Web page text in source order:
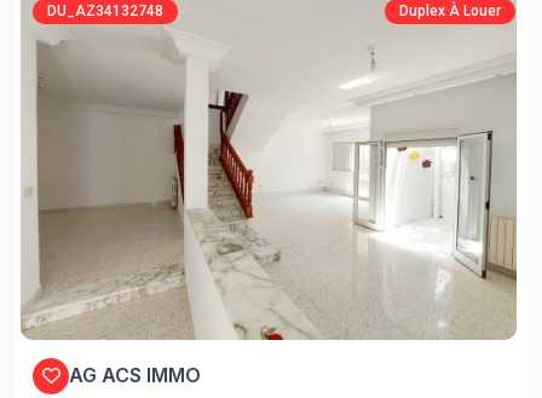
DU_AZ34132748 Duplex À Louer
AG ACS IMMO